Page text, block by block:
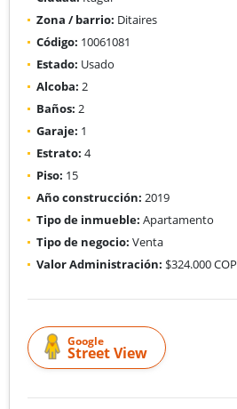
Zona / barrio: Ditaires
Código: 10061081
Estado: Usado
Alcoba: 2
Baños: 2
Garaje: 1
Estrato: 4
Piso: 15
Año construcción: 2019
Tipo de inmueble: Apartamento
Tipo de negocio: Venta
Valor Administración: $324.000 COP
Google
Street View